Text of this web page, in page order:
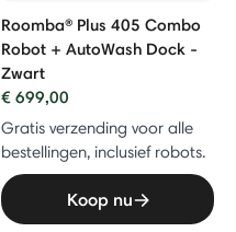
Roomba® Plus 405 Combo
Robot + AutoWash Dock -
Zwart
€ 699,00
Gratis verzending voor alle
bestellingen, inclusief robots.
Koop nu